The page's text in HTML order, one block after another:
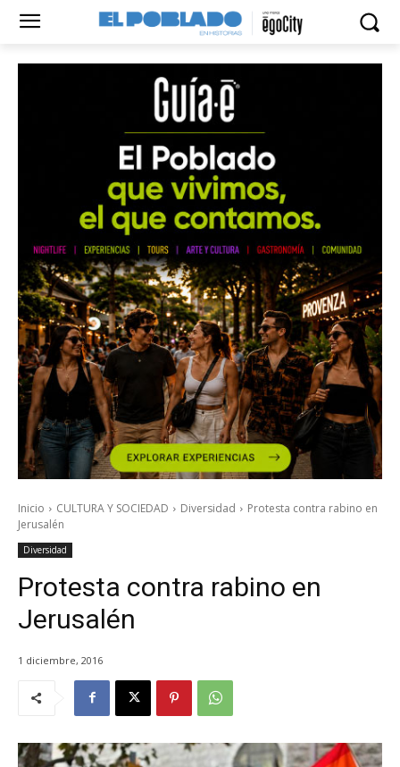
Inicio CULTURA Y SOCIEDAD Diversidad
Protesta contra rabino en
Jerusalén
Diversidad
Protesta contra rabino en
Jerusalén
1 diciembre, 2016